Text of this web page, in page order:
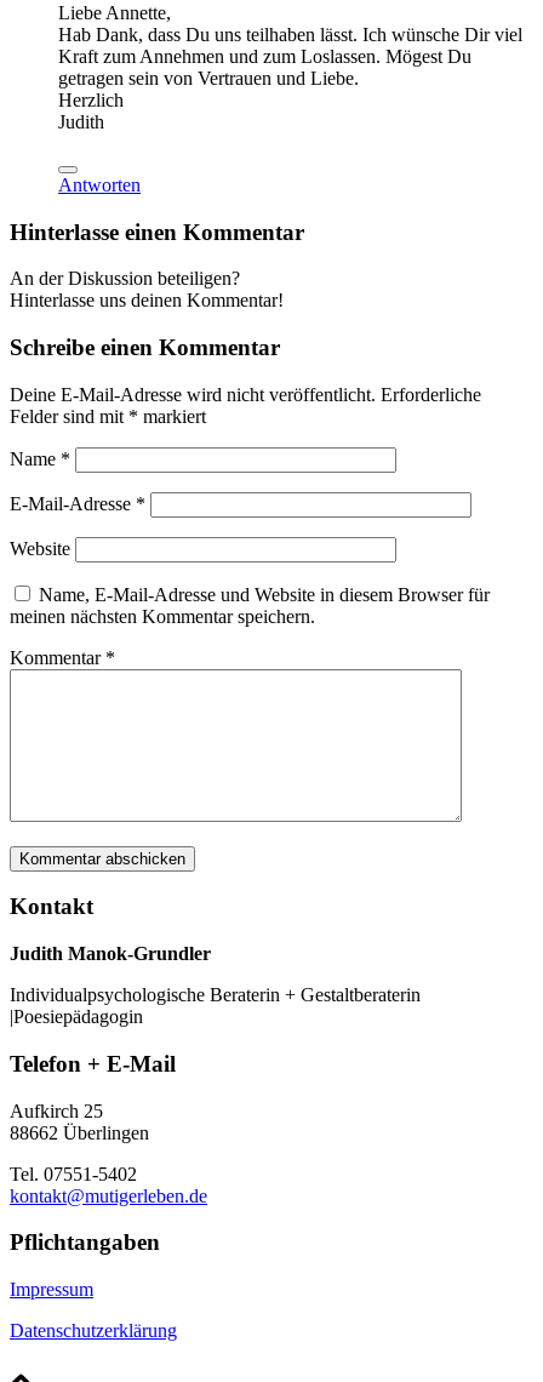
Liebe Annette,
Hab Dank, dass Du uns teilhaben lässt. Ich wünsche Dir viel
Kraft zum Annehmen und zum Loslassen. Mögest Du
getragen sein von Vertrauen und Liebe.
Herzlich
Judith
Antworten
Hinterlasse einen Kommentar
An der Diskussion beteiligen?
Hinterlasse uns deinen Kommentar!
Schreibe einen Kommentar
Deine E-Mail-Adresse wird nicht veröffentlicht. Erforderliche
Felder sind mit * markiert
Name *
E-Mail-Adresse *
Website
Name, E-Mail-Adresse und Website in diesem Browser für
meinen nächsten Kommentar speichern.
Kommentar *
Kontakt
Judith Manok-Grundler
Individualpsychologische Beraterin + Gestaltberaterin
|Poesiepädagogin
Telefon + E-Mail
Aufkirch 25
88662 Überlingen
Tel. 07551-5402
kontakt@mutigerleben.de
Pflichtangaben
Impressum
Datenschutzerklärung